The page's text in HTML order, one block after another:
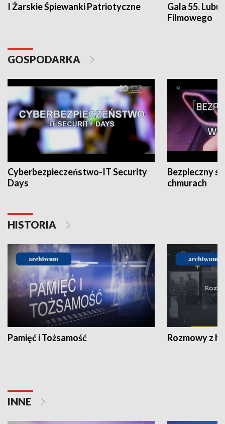
I Żarskie Śpiewanki Patriotyczne
Gala 55.
Filmowego
GOSPODARKA
Cyberbezpieczeństwo-IT Security
Days
Bezpieczny
chmurach
HISTORIA
Pamięć i Tożsamość Rozmowy z
INNE